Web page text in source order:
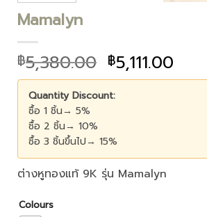
Mamalyn
฿5,380.00 ฿5,111.00
Quantity Discount:
ซื้อ 1 ชิ้น→ 5%
ซื้อ 2 ชิ้น→ 10%
ซื้อ 3 ชิ้นขึ้นไป→ 15%
ต่างหูทองแท้ 9K รุ่น Mamalyn
Colours